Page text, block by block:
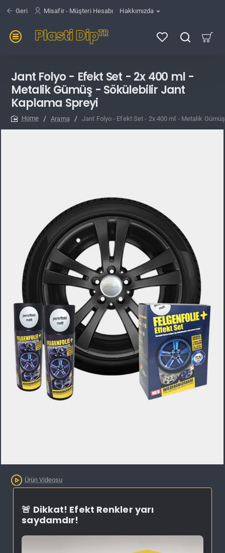
Geri Misafir - Müşteri Hesabı Hakkımızda
Jant Folyo - Efekt Set - 2x 400 ml -
Metalik Gümüş - Sökülebilir Jant
Kaplama Spreyi
Arama Jant Folyo - Efekt Set - 2x 400 ml - Metalik
Ürün Videosu
🚨 Dikkat! Efekt Renkler yarı
saydamdır!